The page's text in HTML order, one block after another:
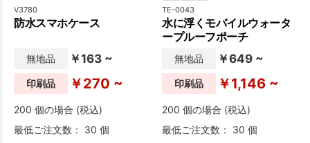
V3780
防水スマホケース
無地品 ￥163 ~
印刷品 ￥270 ~
200 個の場合 (税込)
最低ご注文数： 30 個
TE-0043
水に浮くモバイルウォータ
ープルーフポーチ
無地品 ￥649 ~
印刷品 ￥1,146 ~
200 個の場合 (税込)
最低ご注文数： 30 個